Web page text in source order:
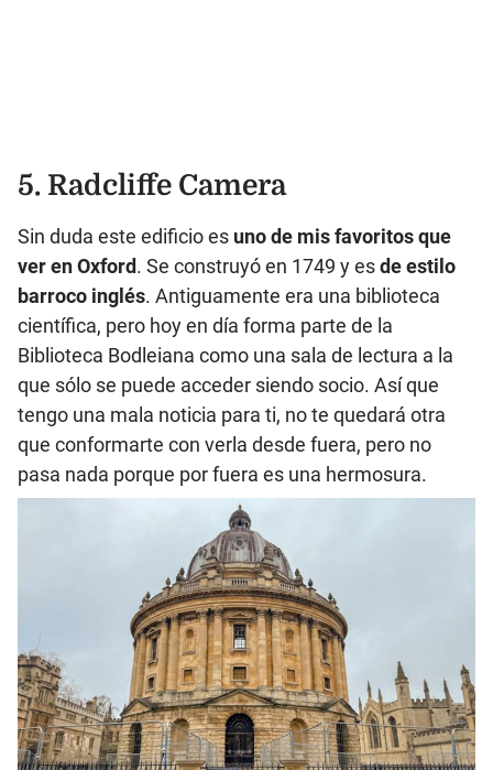
5. Radcliffe Camera
Sin duda este edificio es uno de mis favoritos que
ver en Oxford. Se construyó en 1749 y esde estilo
barroco inglés. Antiguamente era una biblioteca
científica, pero hoy en día forma parte de la
Biblioteca Bodleiana como una sala de lectura a la
que sólo se puede acceder siendo socio. Así que
tengo una mala noticia para ti, no te quedará otra
que conformarte con verla desde fuera, pero no
pasa nada porque por fuera es una hermosura.